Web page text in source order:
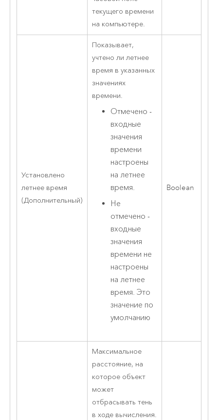
текущего времени
на компьютере.
Установлено
летнее время
(Дополнительный)
Показывает,
учтено ли летнее
время в указанных
значениях
времени.
Отмечено -
входные
значения
времени
настроены
на летнее
время.
Не
отмечено -
входные
значения
времени не
настроены
на летнее
время. Это
значение по
умолчанию
Boolean
Максимальное
расстояние, на
которое объект
может
отбрасывать тень
в ходе вычисления.